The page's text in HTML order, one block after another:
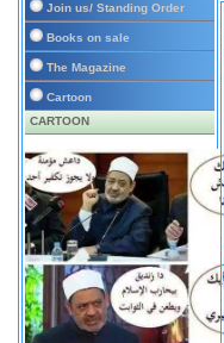
Join us/ Standing Order
Books on sale
The Magazine
Cartoon
CARTOON